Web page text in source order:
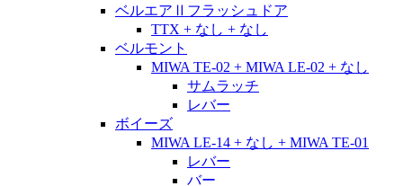
ベルエアⅡフラッシュドア
TTX + なし + なし
ベルモント
MIWA TE-02 + MIWA LE-02 + なし
サムラッチ
レバー
ボイーズ
MIWA LE-14 + なし + MIWA TE-01
レバー
バー